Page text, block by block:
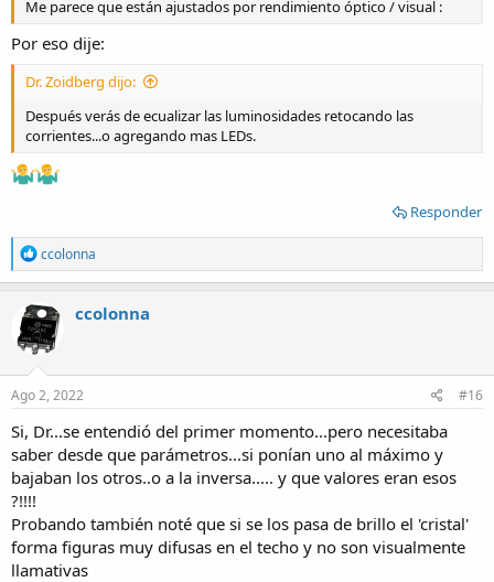
Me parece que están ajustados por rendimiento óptico / visual :
Por eso dije:
Dr. Zoidberg dijo:
Después verás de ecualizar las luminosidades retocando las
corrientes...o agregando mas LEDs.
Responder
R
e
a
c
t
i
o
n
s
ccolonna
ccolonna
Ago 2, 2022 #16
Si, Dr...se entendió del primer momento...pero necesitaba
saber desde que parámetros...si ponían uno al máximo y
bajaban los otros..o a la inversa..... y que valores eran esos
?!!!!
Probando también noté que si se los pasa de brillo el 'cristal'
forma figuras muy difusas en el techo y no son visualmente
llamativas